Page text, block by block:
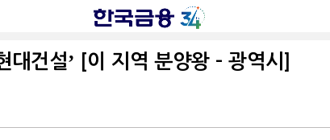
대건설ʼ [이 지역 분양왕 - 광역시]